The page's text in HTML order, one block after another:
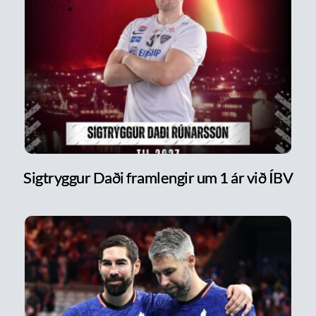
Sigtryggur Daði framlengir um 1 ár við ÍBV